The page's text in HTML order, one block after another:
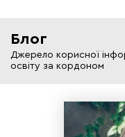
Блог
Джерело корисної
освіту за кордоном